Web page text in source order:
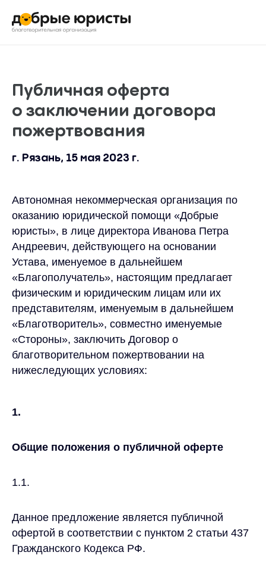
Публичная оферта
о заключении договора
пожертвования
г. Рязань, 15 мая 2023 г.
Автономная некоммерческая организация по
оказанию юридической помощи «Добрые
юристы», в лице директора Иванова Петра
Андреевич, действующего на основании
Устава, именуемое в дальнейшем
«Благополучатель», настоящим предлагает
физическим и юридическим лицам или их
представителям, именуемым в дальнейшем
«Благотворитель», совместно именуемые
«Стороны», заключить Договор о
благотворительном пожертвовании на
нижеследующих условиях:
1.
Общие положения о публичной оферте
1.1.
Данное предложение является публичной
офертой в соответствии с пунктом 2 статьи 437
Гражданского Кодекса РФ.